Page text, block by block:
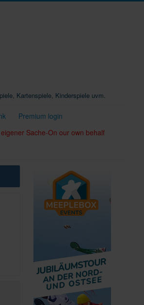
Kartenspiele, Kinderspiele uvm.
Premium login
Sache-On our own behalf